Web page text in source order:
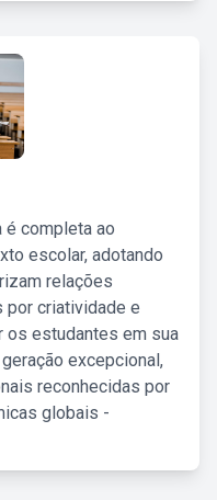
é completa ao
escolar, adotando
relações
por criatividade e
os estudantes em sua
excepcional,
reconhecidas por
globais -